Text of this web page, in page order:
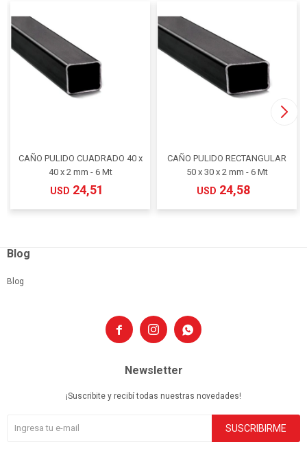
CAÑO PULIDO CUADRADO 40 x
40 x 2 mm - 6 Mt
USD 24,51
CAÑO PULIDO RECTANGULAR
50 x 30 x 2 mm - 6 Mt
USD 24,58
  
Blog
Blog
Newsletter
¡Suscribite y recibí todas nuestras novedades!
SUSCRIBIRME